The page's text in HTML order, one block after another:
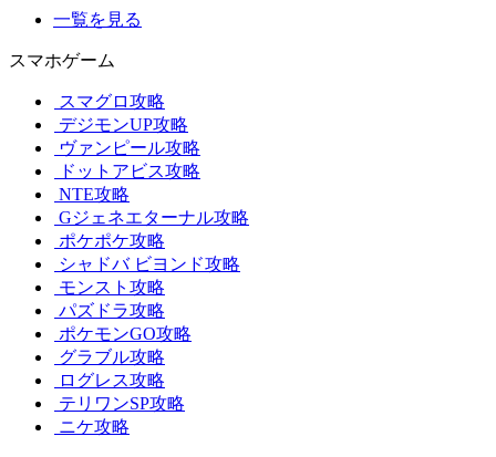
一覧を見る
スマホゲーム
スマグロ攻略
デジモンUP攻略
ヴァンピール攻略
ドットアビス攻略
NTE攻略
Gジェネエターナル攻略
ポケポケ攻略
シャドバ ビヨンド攻略
モンスト攻略
パズドラ攻略
ポケモンGO攻略
グラブル攻略
ログレス攻略
テリワンSP攻略
ニケ攻略